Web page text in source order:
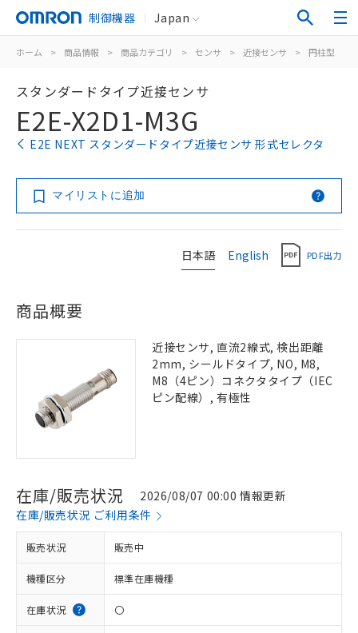
制御機器 Japan
ホーム > 商品情報 > 商品カテゴリ > センサ > 近接センサ > 円柱型
スタンダードタイプ近接センサ
E2E-X2D1-M3G
E2E NEXT スタンダードタイプ近接センサ 形式セレクタ
マイリストに追加
日本語 English PDF出力
商品概要
近接センサ, 直流2線式, 検出距離
2mm, シールドタイプ, NO, M8,
M8（4ピン）コネクタタイプ（IEC
ピン配線）, 有極性
在庫/販売状況
2026/08/07 00:00 情報更新
在庫/販売状況 ご利用条件
販売状況 販売中
機種区分 標準在庫機種
在庫状況 〇